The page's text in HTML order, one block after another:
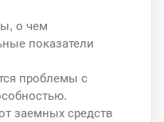
о чем
показатели
проблемы с
заемных средств